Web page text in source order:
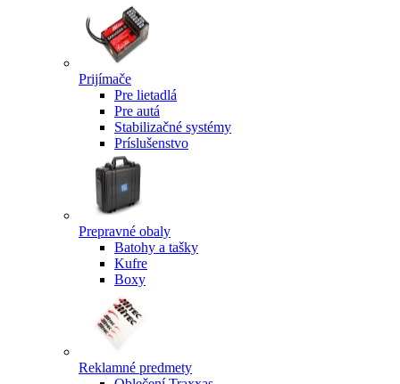
Prijímače
Pre lietadlá
Pre autá
Stabilizačné systémy
Príslušenstvo
Prepravné obaly
Batohy a tašky
Kufre
Boxy
Reklamné predmety